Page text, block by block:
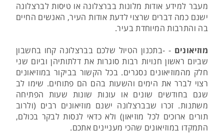
מעבר למידע אודות מלונות בברצלונה או טיסות לברצלונה
ישנם כמה דברים שרצוי לדעת אודות העיר, האנשים החיים
בה והתרבות המיוחדת בעיר.
מוזיאונים - -בתכנון הטיול שלכם בברצלונה קחו בחשבון
שביום ראשון חנויות רבות סוגרות את דלתותיהן וביום שני
חלק מהמוזיאונים נסגרים. בכל הקשור בביקור במוזיאונים
רצוי לברר את הימים והשעות בהם הם פתוחים. שימו לב
שגם בחודשים שונים או עונות שונות שעות הפתיחה
משתנות. זכרו שבברצלונה ישנם מוזיאונים רבים (ולרוב
תורים ארוכים לכל מוזיאון) ולא כדאי לנסות לבקר בכולם,
התמקדו במוזיאונים שהכי מעניינים אתכם.